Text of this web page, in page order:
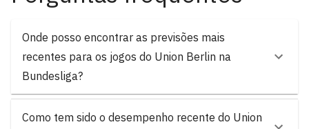
Onde posso encontrar as previsões mais
recentes para os jogos do Union Berlin na
Bundesliga?
Como tem sido o desempenho recente do Union